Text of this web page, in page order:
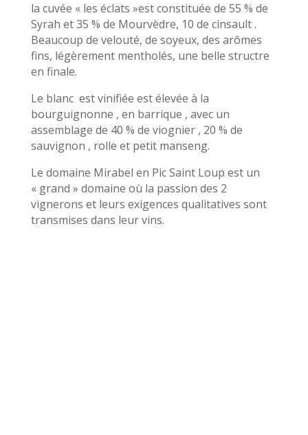
la cuvée « les éclats »est constituée de 55 % de
Syrah et 35 % de Mourvèdre, 10 de cinsault .
Beaucoup de velouté, de soyeux, des arômes
fins, légèrement mentholés, une belle structre
en finale.
Le blanc est vinifiée est élevée à la
bourguignonne , en barrique , avec un
assemblage de 40 % de viognier , 20 % de
sauvignon , rolle et petit manseng.
Le domaine Mirabel en Pic Saint Loup est un
« grand » domaine où la passion des 2
vignerons et leurs exigences qualitatives sont
transmises dans leur vins.